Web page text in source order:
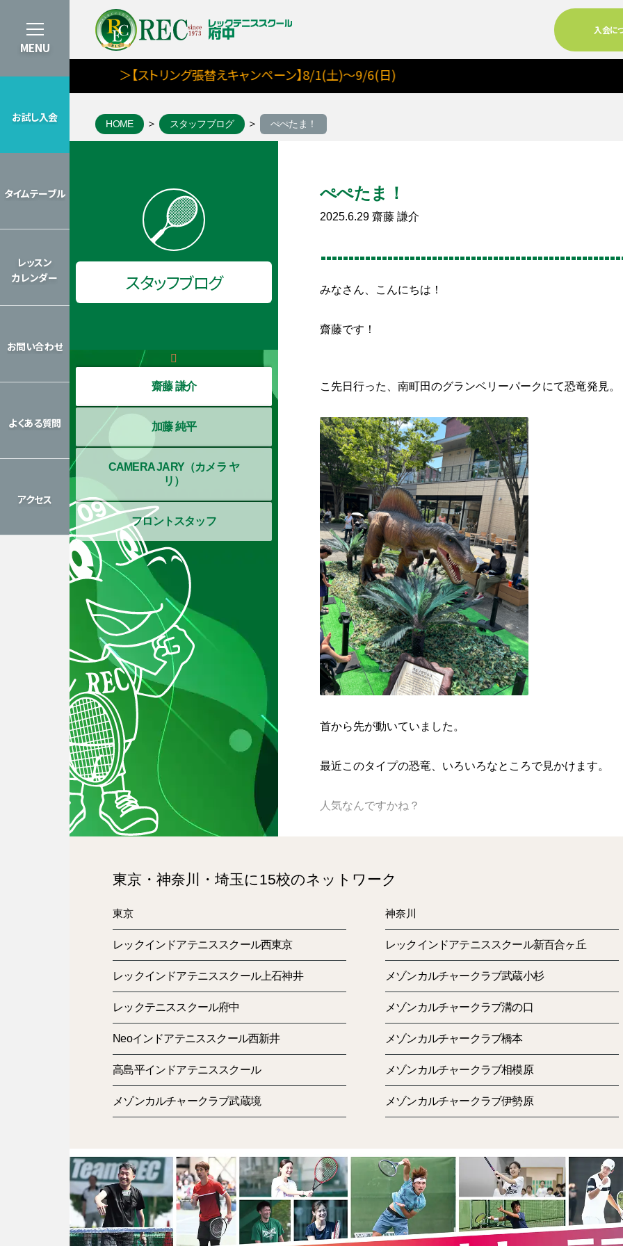
MENU
お試し入会
タイムテーブル
レッスン
カレンダー
お問い合わせ
よくある質問
アクセス
入会に
＞【ストリング張替えキャンペーン】8/1(土)～9/6(日)
HOME スタッフブログ ぺぺたま！
スタッフブログ
齋藤 謙介
加藤 純平
CAMERA JARY（カメラ ヤ
リ）
フロントスタッフ
ぺぺたま！
2025.6.29 齋藤 謙介
みなさん、こんにちは！
齋藤です！
こ先日行った、南町田のグランベリーパークにて恐竜発見。
首から先が動いていました。
最近このタイプの恐竜、いろいろなところで見かけます。
人気なんですかね？
今のところパスタしかアップしていませんが、他にもいろ
というわけで、今回は「ペペたま」を作りました！
（またパスタやないか～い！）
東京・神奈川・埼玉に15校のネットワーク
東京
レックインドアテニススクール西東京
レックインドアテニススクール上石神井
レックテニススクール府中
Neoインドアテニススクール西新井
高島平インドアテニススクール
メゾンカルチャークラブ武蔵境
神奈川
レックインドアテニススクール新百合ヶ丘
メゾンカルチャークラブ武蔵小杉
メゾンカルチャークラブ溝の口
メゾンカルチャークラブ橋本
メゾンカルチャークラブ相模原
メゾンカルチャークラブ伊勢原